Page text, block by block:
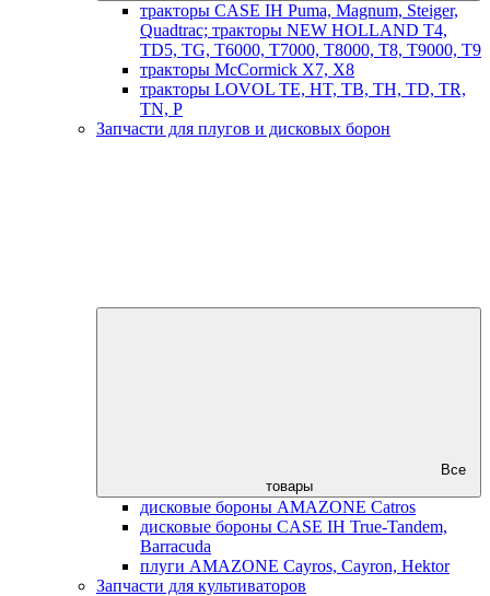
тракторы CASE IH Puma, Magnum, Steiger,
Quadtrac; тракторы NEW HOLLAND T4,
TD5, TG, T6000, T7000, T8000, T8, T9000, T9
тракторы McCormick X7, X8
тракторы LOVOL TE, HT, TB, TH, TD, TR,
TN, P
Запчасти для плугов и дисковых борон
Все
товары
дисковые бороны AMAZONE Catros
дисковые бороны CASE IH True-Tandem,
Barracuda
плуги AMAZONE Cayros, Cayron, Hektor
Запчасти для культиваторов